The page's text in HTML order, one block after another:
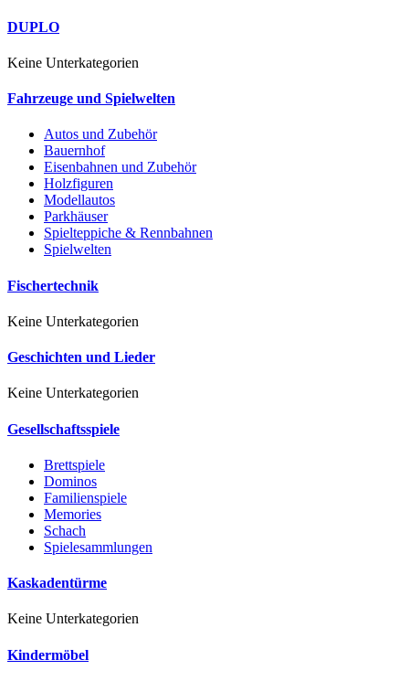
DUPLO
Keine Unterkategorien
Fahrzeuge und Spielwelten
Autos und Zubehör
Bauernhof
Eisenbahnen und Zubehör
Holzfiguren
Modellautos
Parkhäuser
Spielteppiche & Rennbahnen
Spielwelten
Fischertechnik
Keine Unterkategorien
Geschichten und Lieder
Keine Unterkategorien
Gesellschaftsspiele
Brettspiele
Dominos
Familienspiele
Memories
Schach
Spielesammlungen
Kaskadentürme
Keine Unterkategorien
Kindermöbel